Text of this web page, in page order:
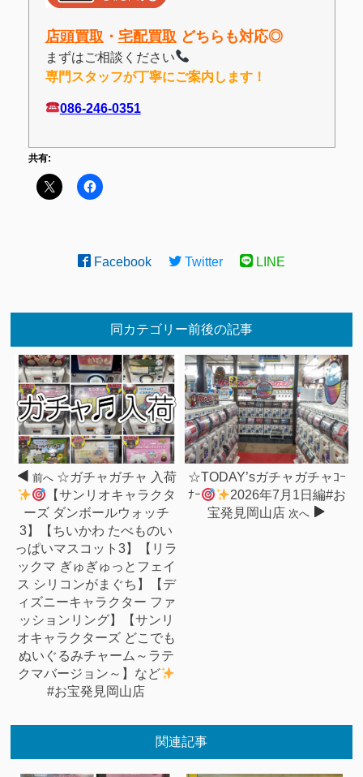
店頭買取 ・ 宅配買取 どちらも対応◎
まずはご相談ください
専門スタッフが丁寧にご案内します！
086-246-0351
共有:
Facebook Twitter LINE
同カテゴリー前後の記事
前へ ☆ガチャガチャ 入荷
【サンリオキャラクタ
ーズ ダンボールウォッチ
3】【ちいかわ たべものい
っぱいマスコット3】【リラ
ックマ ぎゅぎゅっとフェイ
ス シリコンがまぐち】【デ
ィズニーキャラクター ファ
ッションリング】【サンリ
オキャラクターズ どこでも
ぬいぐるみチャーム～ラテ
クマバージョン～】など
#お宝発見岡山店
☆TODAY’sガチャガチャｺｰ
ﾅｰ
2026年7月1日編#お
宝発見岡山店 次へ
関連記事